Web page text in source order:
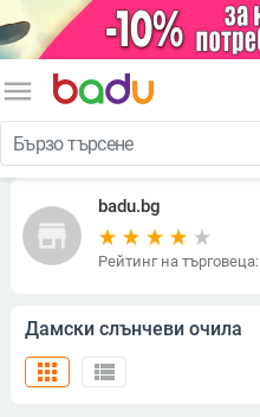
menu
store
badu.bg
Рейтинг на търговеца:
Дамски слънчеви очила
view_list
apps